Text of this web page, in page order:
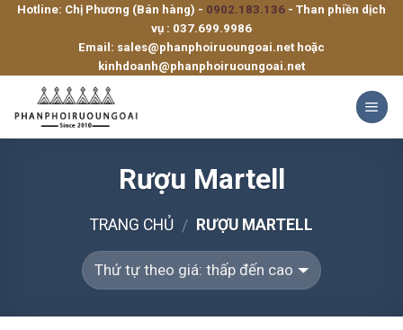
SkipHotline: Chị Phương (Bán hàng) - 0902.183.136 - Than phiền dịch
vụ : 037.699.9986
Email: sales@phanphoiruoungoai.net hoặc
kinhdoanh@phanphoiruoungoai.net
Rượu Martell
TRANG CHỦ / RƯỢU MARTELL